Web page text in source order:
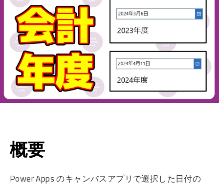
概要
Power Apps のキャンバスアプリで選択した日付の